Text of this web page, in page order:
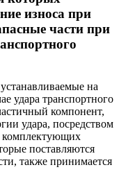
износа при
части при
на
удара транспортного
компонент,
удара, посредством
комплектующих
поставляются
также принимается